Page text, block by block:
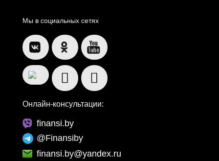
Мы в социальных сетях
Онлайн-консультации:
finansi.by
@Finansiby
finansi.by@yandex.ru